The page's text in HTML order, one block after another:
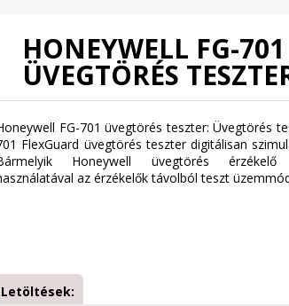
HONEYWELL FG-701
ÜVEGTÖRÉS
FG-701 üvegtörés teszter: Üvegtörés
FlexGuard üvegtörés teszter digitálisan
Honeywell üvegtörés érzékelő
az érzékelők távolból teszt
Letöltések: